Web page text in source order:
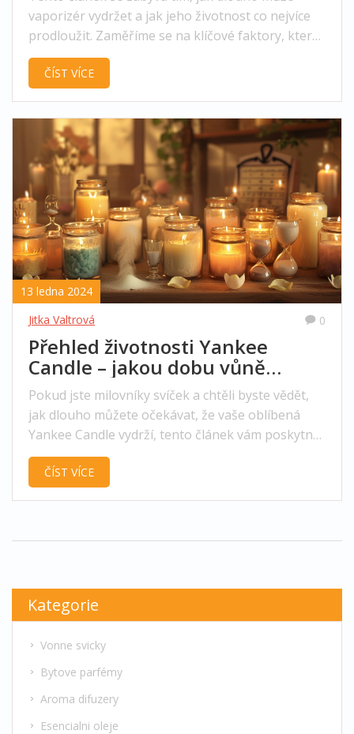
vaporizér vydržet a jak jeho životnost co nejvíce
prodloužit. Zaměříme se na klíčové faktory, které
ovlivňují jeho trvanlivost, a poskytneme praktické
tipy pro správnou údržbu. Nedílnou součástí
dispozici komplexní informace pro vaše vonné
zážitky. Přehledné shrnutí vám pomůže učinit
informovaná rozhodnutí při nákupu i péči o tyto
zařízení.
ČÍST VÍCE
13 ledna 2024
Jitka Valtrová
0
Přehled životnosti Yankee
Candle – jakou dobu vůně
vydrží?
Pokud jste milovníky svíček a chtěli byste vědět,
jak dlouho můžete očekávat, že vaše oblíbená
Yankee Candle vydrží, tento článek vám poskytne
komplexní přehled. Zabývá se životností Yankee
Candle, faktory ovlivňujícími dobu hoření a
ČÍST VÍCE
Kategorie
Vonne svicky
Bytove parfémy
Aroma difuzery
Esencialni oleje